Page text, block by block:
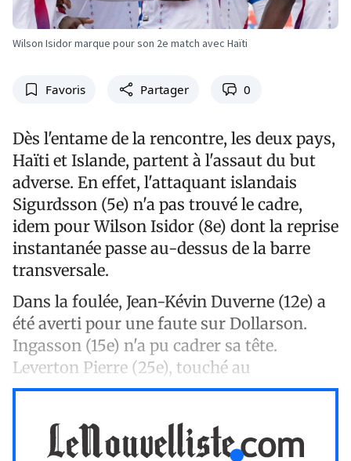
Wilson Isidor marque pour son 2e match avec Haïti
Favoris Partager 0
Dès l'entame de la rencontre, les deux pays,
Haïti et Islande, partent à l'assaut du but
adverse. En effet, l'attaquant islandais
Sigurdsson (5e) n'a pas trouvé le cadre,
idem pour Wilson Isidor (8e) dont la reprise
instantanée passe au-dessus de la barre
transversale.
Dans la foulée, Jean-Kévin Duverne (12e) a
été averti pour une faute sur Dollarson.
Ingasson (15e) n'a pu cadrer sa tête.
Leverton Pierre (25e), touché au